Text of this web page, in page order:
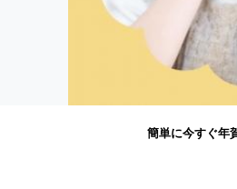
簡単に今すぐ年